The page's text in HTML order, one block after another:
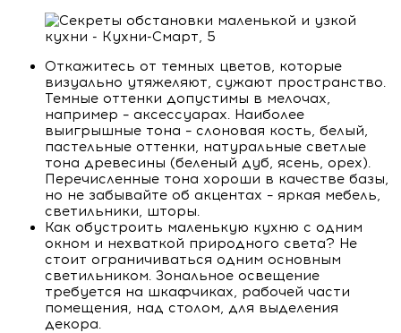
Откажитесь от темных цветов, которые
визуально утяжеляют, сужают пространство.
Темные оттенки допустимы в мелочах,
например – аксессуарах. Наиболее
выигрышные тона – слоновая кость, белый,
пастельные оттенки, натуральные светлые
тона древесины (беленый дуб, ясень, орех).
Перечисленные тона хороши в качестве базы,
но не забывайте об акцентах – яркая мебель,
светильники, шторы.
Как обустроить маленькую кухню с одним
окном и нехваткой природного света? Не
стоит ограничиваться одним основным
светильником. Зональное освещение
требуется на шкафчиках, рабочей части
помещения, над столом, для выделения
декора.